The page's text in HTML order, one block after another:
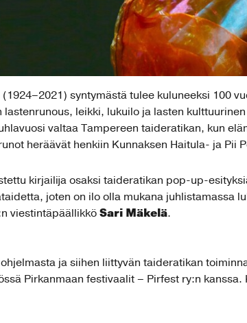
(1924–2021) syntymästä tulee kuluneeksi 100
lastenrunous, leikki, lukuilo ja lasten
valtaa Tampereen taideratikan, kun
heräävät henkiin Kunnaksen Haitula- ja Pii
kirjailija osaksi taideratikan pop-up-
joten on ilo olla mukana juhlistamassa
viestintäpäällikkö Sari Mäkelä.
ja siihen liittyvän taideratikan
Pirkanmaan festivaalit – Pirfest ry:n